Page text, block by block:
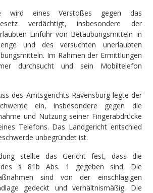
wird eines Verstoßes gegen das
verdächtigt, insbesondere der
Einfuhr von Betäubungsmitteln in
und des versuchten unerlaubten
Im Rahmen der Ermittlungen
durchsucht und sein Mobiltelefon
des Amtsgerichts Ravensburg legte der
ein, insbesondere gegen die
und Nutzung seiner Fingerabdrücke
Telefons. Das Landgericht entschied
unbegründet ist.
stellte das Gericht fest, dass die
des § 81b Abs. 1 gegeben sind. Die
sind von der einschlägigen
gedeckt und verhältnismäßig. Die